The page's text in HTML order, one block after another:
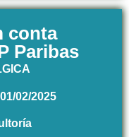
conta
Paribas
01/02/2025